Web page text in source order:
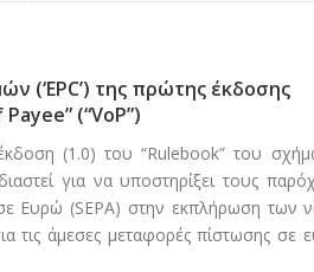
(‘EPC’) της πρώτης έκδοσης
(“VoP”)
(1.0) του “Rulebook” του
για να υποστηρίξει τους
Ευρώ (SEPA) στην εκπλήρωση των
τις άμεσες μεταφορές πίστωσης σε